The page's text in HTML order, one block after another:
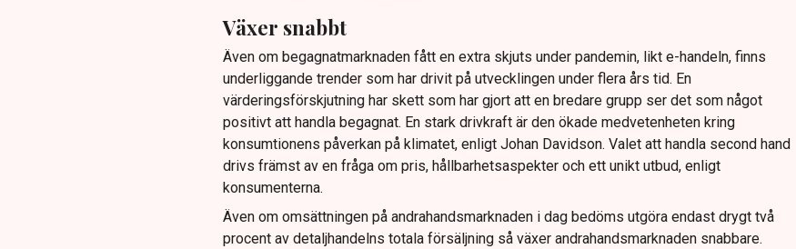
Växer snabbt
Även om begagnatmarknaden fått en extra skjuts under pandemin, likt e-handeln, finns
underliggande trender som har drivit på utvecklingen under flera års tid. En
värderingsförskjutning har skett som har gjort att en bredare grupp ser det som något
positivt att handla begagnat. En stark drivkraft är den ökade medvetenheten kring
konsumtionens påverkan på klimatet, enligt Johan Davidson. Valet att handla second hand
drivs främst av en fråga om pris, hållbarhetsaspekter och ett unikt utbud, enligt
konsumenterna.
Även om omsättningen på andrahandsmarknaden i dag bedöms utgöra endast drygt två
procent av detaljhandelns totala försäljning så växer andrahandsmarknaden snabbare.